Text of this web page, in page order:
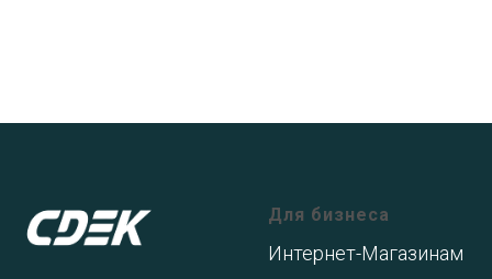
Для бизнеса
Интернет-Магазинам